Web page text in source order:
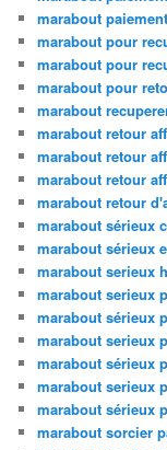
marabout
marabout pour
marabout pour
marabout pour
marabout
marabout retour
marabout retour
marabout retour
marabout retour
marabout sérieux
marabout sérieux
marabout serieux
marabout serieux
marabout sérieux
marabout serieux
marabout sérieux
marabout serieux
marabout sérieux
marabout sorcier